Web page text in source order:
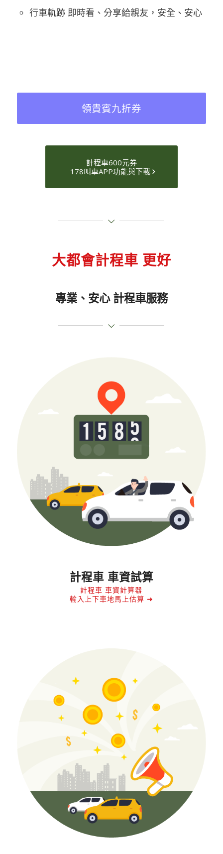
行車軌跡 即時看、分享給親友，安全、安心
領貴賓九折券
計程車600元券
178叫車APP功能與下載
大都會計程車 更好
專業、安心 計程車服務
計程車 車資試算
計程車 車資計算器
輸入上下車地馬上估算 ➜